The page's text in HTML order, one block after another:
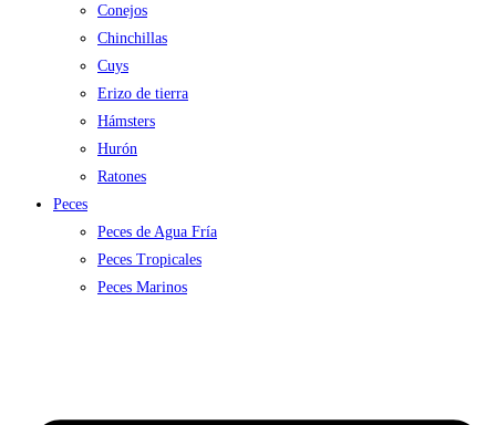
Conejos
Chinchillas
Cuys
Erizo de tierra
Hámsters
Hurón
Ratones
Peces
Peces de Agua Fría
Peces Tropicales
Peces Marinos